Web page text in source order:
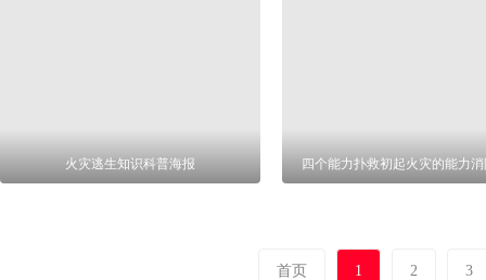
火灾逃生知识科普海报 四个能力扑救初起火灾的能力
首页 1 2 3